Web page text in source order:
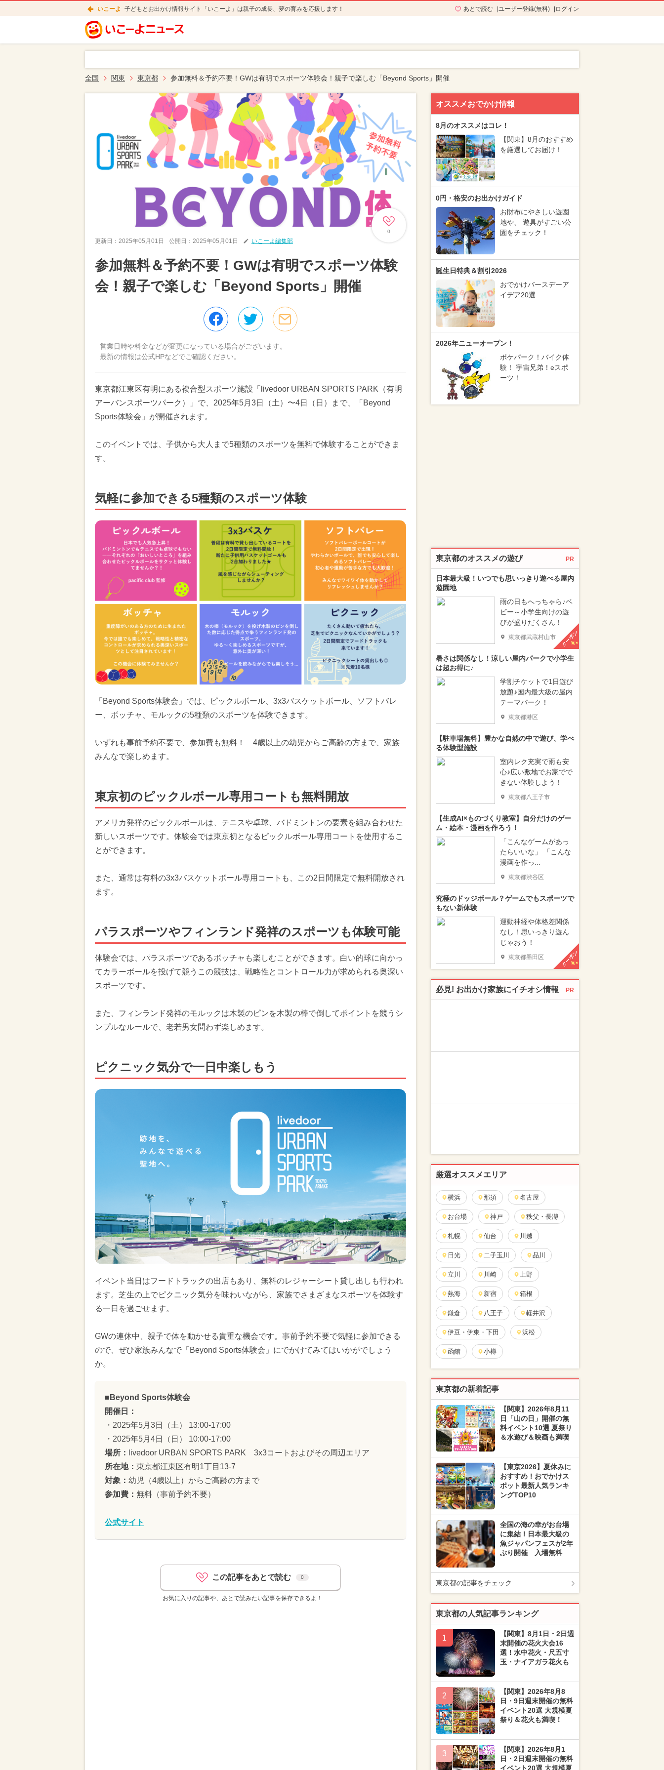
いこーよ 子どもとお出かけ情報サイト「いこーよ」は親子の成長、夢の育みを応援します！ あとで読む ユーザー登録(無料) ログイン
全国 関東 東京都 参加無料＆予約不要！GWは有明でスポーツ体験会！親子で楽しむ「Beyond Sports」開催
0
更新日： 2025年05月01日 公開日： 2025年05月01日 いこーよ編集部
参加無料＆予約不要！GWは有明でスポーツ体験
会！親子で楽しむ「Beyond Sports」開催
営業日時や料金などが変更になっている場合がございます。
最新の情報は公式HPなどでご確認ください。
東京都江東区有明にある複合型スポーツ施設「livedoor URBAN SPORTS PARK（有明
アーバンスポーツパーク）」で、2025年5月3日（土）〜4日（日）まで、「Beyond
Sports体験会」が開催されます。
このイベントでは、子供から大人まで5種類のスポーツを無料で体験することができま
す。
気軽に参加できる5種類のスポーツ体験
「Beyond Sports体験会」では、ピックルボール、3x3バスケットボール、ソフトバレ
ー、ボッチャ、モルックの5種類のスポーツを体験できます。
いずれも事前予約不要で、参加費も無料！ 4歳以上の幼児からご高齢の方まで、家族
みんなで楽しめます。
東京初のピックルボール専用コートも無料開放
アメリカ発祥のピックルボールは、テニスや卓球、バドミントンの要素を組み合わせた
新しいスポーツです。体験会では東京初となるピックルボール専用コートを使用するこ
とができます。
また、通常は有料の3x3バスケットボール専用コートも、この2日間限定で無料開放され
ます。
パラスポーツやフィンランド発祥のスポーツも体験可能
体験会では、パラスポーツであるボッチャも楽しむことができます。白い的球に向かっ
てカラーボールを投げて競うこの競技は、戦略性とコントロール力が求められる奥深い
スポーツです。
また、フィンランド発祥のモルックは木製のピンを木製の棒で倒してポイントを競うシ
ンプルなルールで、老若男女問わず楽しめます。
ピクニック気分で一日中楽しもう
イベント当日はフードトラックの出店もあり、無料のレジャーシート貸し出しも行われ
ます。芝生の上でピクニック気分を味わいながら、家族でさまざまなスポーツを体験す
る一日を過ごせます。
GWの連休中、親子で体を動かせる貴重な機会です。事前予約不要で気軽に参加できる
ので、ぜひ家族みんなで「Beyond Sports体験会」にでかけてみてはいかがでしょう
か。
■Beyond Sports体験会
開催日：
・2025年5月3日（土） 13:00-17:00
・2025年5月4日（日） 10:00-17:00
場所：
livedoor URBAN SPORTS PARK 3x3コートおよびその周辺エリア
所在地： 東京都江東区有明1丁目13-7
対象： 幼児（4歳以上）からご高齢の方まで
参加費： 無料（事前予約不要）
公式サイト
この記事をあとで読む 0
お気に入りの記事や、あとで読みたい記事を保存できるよ！
オススメおでかけ情報
8月のオススメはコレ！
【関東】8月のおすすめ
を厳選してお届け！
0円・格安のお出かけガイド
お財布にやさしい遊園
地や、 遊具がすごい公
園をチェック！
誕生日特典＆割引2026
おでかけバースデーア
イデア20選
2026年ニューオープン！
ポケパーク！バイク体
験！ 宇宙兄弟！eスポ
ーツ！
東京都のオススメの遊び PR
日本最大級！いつでも思いっきり遊べる屋内
遊園地
雨の日もへっちゃら♪ベ
ビー～小学生向けの遊
びが盛りだくさん！
東京都武蔵村山市 クーポン
暑さは関係なし！涼しい屋内パークで小学生
は超お得に♪
学割チケットで1日遊び
放題♪国内最大級の屋内
テーマパーク！
東京都港区
【駐車場無料】豊かな自然の中で遊び、学べ
る体験型施設
室内レク充実で雨も安
心♪広い敷地でお家でで
きない体験しよう！
東京都八王子市
【生成AI×ものづくり教室】自分だけのゲー
ム・絵本・漫画を作ろう！
「こんなゲームがあっ
たらいいな」 「こんな
漫画を作っ...
東京都渋谷区
究極のドッジボール？ゲームでもスポーツで
もない新体験
運動神経や体格差関係
なし！思いっきり遊ん
じゃおう！
東京都墨田区 クーポン
必見! お出かけ家族にイチオシ情報 PR
厳選オススメエリア
横浜 那須 名古屋
お台場 神戸 秩父・長瀞
札幌 仙台 川越
日光 二子玉川 品川
立川 川崎 上野
熱海 新宿 箱根
鎌倉 八王子 軽井沢
伊豆・伊東・下田 浜松
函館 小樽
東京都の新着記事
【関東】2026年8月11
日「山の日」開催の無
料イベント10選 夏祭り
＆水遊び＆映画も満喫
【東京2026】夏休みに
おすすめ！おでかけス
ポット最新人気ランキ
ングTOP10
全国の海の幸がお台場
に集結！日本最大級の
魚ジャパンフェスが2年
ぶり開催 入場無料
東京都の記事をチェック
東京都の人気記事ランキング
1
【関東】8月1日・2日週
末開催の花火大会16
選！水中花火・尺五寸
玉・ナイアガラ花火も
2
【関東】2026年8月8
日・9日週末開催の無料
イベント20選 大規模夏
祭り＆花火も満喫！
3
【関東】2026年8月1
日・2日週末開催の無料
イベント20選 大規模夏